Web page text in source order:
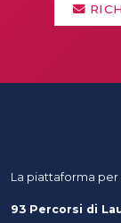
La piattaforma per
93 Percorsi di